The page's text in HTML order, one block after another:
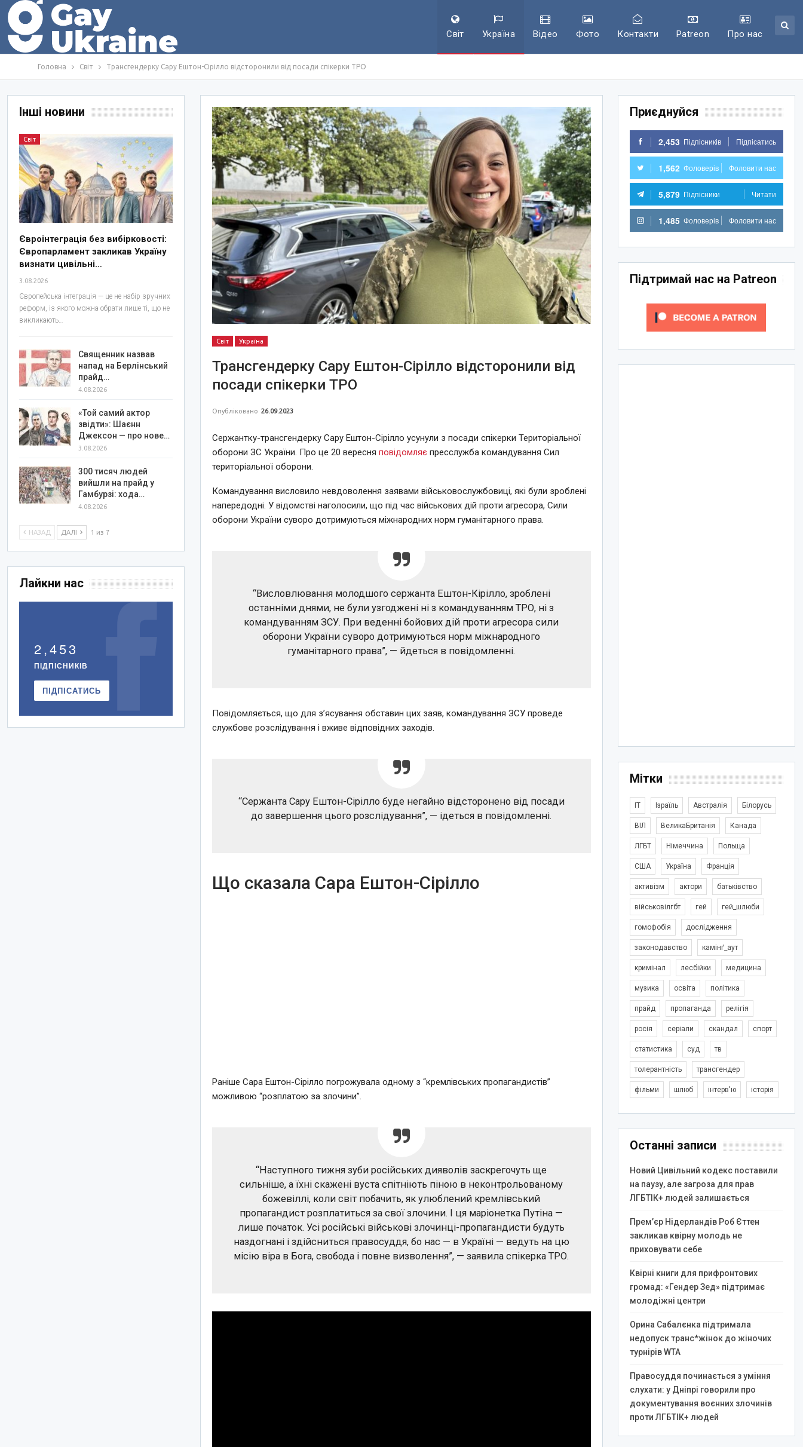
Світ Україна Відео Фото Контакти Patreon Про нас
Головна Світ Трансгендерку Сару Ештон-Сірілло відсторонили від посади спікерки ТРО
Світ Україна
Трансгендерку Сару Ештон-Сірілло відсторонили від
посади спікерки ТРО
Опубліковано 26.09.2023
Сержантку-трансгендерку Сару Ештон-Сірілло усунули з посади спікерки Територіальної
оборони ЗС України. Про це 20 вересняповідомляє пресслужба командування Сил
територіальної оборони.
Командування висловило невдоволення заявами військовослужбовиці, які були зроблені
напередодні. У відомстві наголосили, що під час військових дій проти агресора, Сили
оборони України суворо дотримуються міжнародних норм гуманітарного права.
“Висловлювання молодшого сержанта Ештон-Кірілло, зроблені
останніми днями, не були узгоджені ні з командуванням ТРО, ні з
командуванням ЗСУ. При веденні бойових дій проти агресора сили
оборони України суворо дотримуються норм міжнародного
гуманітарного права”, — йдеться в повідомленні.
Повідомляється, що для з’ясування обставин цих заяв, командування ЗСУ проведе
службове розслідування і вживе відповідних заходів.
“Сержанта Сару Ештон-Сірілло буде негайно відсторонено від посади
до завершення цього розслідування”, — ідеться в повідомленні.
Що сказала Сара Ештон-Сірілло
Раніше Сара Ештон-Сірілло погрожувала одному з “кремлівських пропагандистів”
можливою “розплатою за злочини”.
“Наступного тижня зуби російських дияволів заскрегочуть ще
сильніше, а їхні скажені вуста спітніють піною в неконтрольованому
божевіллі, коли світ побачить, як улюблений кремлівський
пропагандист розплатиться за свої злочини. І ця маріонетка Путіна —
лише початок. Усі російські військові злочинці-пропагандисти будуть
наздогнані і здійсниться правосуддя, бо нас — в Україні — ведуть на цю
місію віра в Бога, свобода і повне визволення”, — заявила спікерка ТРО.
Приєднуйся
2,453 Підпісників Підпісатись
1,562 Фоловерів Фоловити нас
5,879 Підпісники Читати
1,485 Фоловерів Фоловити нас
Підтримай нас на Patreon
Мітки
IT Ізраїль Австралія Білорусь
ВІЛ ВеликаБританія Канада
ЛГБТ Німеччина Польща
США Україна Франція
активізм актори батьківство
військовілгбт гей гей_шлюби
гомофобія дослідження
законодавство камінґ_аут
кримінал лесбійки медицина
музика освіта політика
прайд пропаганда релігія
росія серіали скандал спорт
статистика суд тв
толерантність трансгендер
фільми шлюб інтерв'ю історія
Останні записи
Новий Цивільний кодекс поставили
на паузу, але загроза для прав
ЛГБТІК+ людей залишається
Прем’єр Нідерландів Роб Єттен
закликав квірну молодь не
приховувати себе
Квірні книги для прифронтових
громад: «Гендер Зед» підтримає
молодіжні центри
Орина Сабалєнка підтримала
недопуск транс*жінок до жіночих
турнірів WTA
Правосуддя починається з уміння
слухати: у Дніпрі говорили про
документування воєнних злочинів
проти ЛГБТІК+ людей
Інші новини
Світ
Євроінтеграція без вибірковості:
Європарламент закликав Україну
визнати цивільні…
3.08.2026
Європейська інтеграція — це не набір зручних
реформ, із якого можна обрати лише ті, що не
викликають…
Священник назвав
напад на Берлінський
прайд…
4.08.2026
«Той самий актор
звідти»: Шаєнн
Джексон — про нове…
3.08.2026
300 тисяч людей
вийшли на прайд у
Гамбурзі: хода…
4.08.2026
НАЗАД ДАЛІ 1 из 7
Лайкни нас
2,453
ПІДПІСНИКІВ
ПІДПІСАТИСЬ